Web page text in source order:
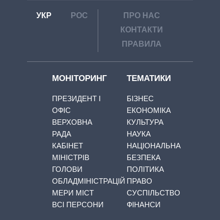
УКР РОС
ПРО НАС
КОНТАКТИ
ПРАВИЛА
МОНІТОРИНГ
ПРЕЗИДЕНТ І
ОФІС
ВЕРХОВНА
РАДА
КАБІНЕТ
МІНІСТРІВ
ГОЛОВИ
ОБЛАДМІНІСТРАЦІЙ
МЕРИ МІСТ
ВСІ ПЕРСОНИ
ТЕМАТИКИ
БІЗНЕС
ЕКОНОМІКА
КУЛЬТУРА
НАУКА
НАЦІОНАЛЬНА
БЕЗПЕКА
ПОЛІТИКА
ПРАВО
СУСПІЛЬСТВО
ФІНАНСИ